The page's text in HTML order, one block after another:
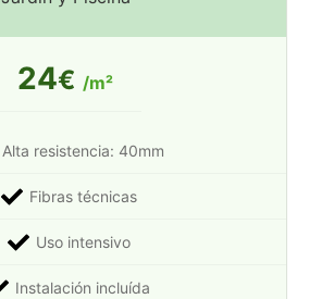
24€ /m²
Alta resistencia: 40mm
Fibras técnicas
Uso intensivo
Instalación incluída